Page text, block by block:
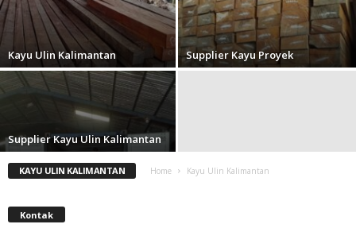
Kayu Ulin Kalimantan Supplier Kayu Proyek
Supplier Kayu Ulin Kalimantan
KAYU ULIN KALIMANTAN Home Kayu Ulin Kalimantan
Kontak